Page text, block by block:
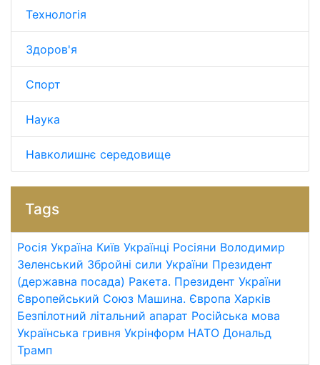
Технологія
Здоров'я
Спорт
Наука
Навколишнє середовище
Tags
Росія Україна Київ Українці Росіяни Володимир
Зеленський Збройні сили України Президент
(державна посада) Ракета. Президент України
Європейський Союз Машина. Європа Харків
Безпілотний літальний апарат Російська мова
Українська гривня Укрінформ НАТО Дональд
Трамп